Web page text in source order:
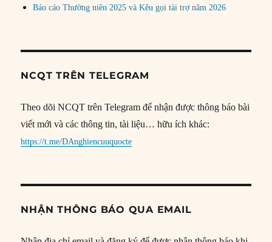
Báo cáo Thường niên 2025 và Kêu gọi tài trợ năm 2026
NCQT TRÊN TELEGRAM
Theo dõi NCQT trên Telegram để nhận được thông báo bài
viết mới và các thông tin, tài liệu… hữu ích khác:
https://t.me/DAnghiencuuquocte
NHẬN THÔNG BÁO QUA EMAIL